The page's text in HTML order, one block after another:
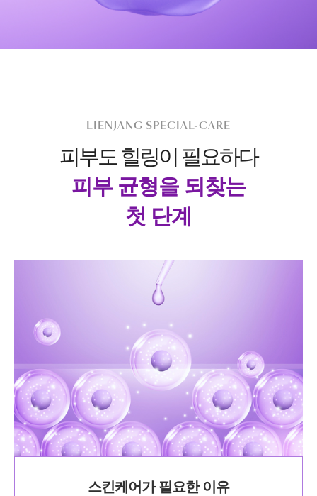
LIENJANG SPECIAL-CARE
피부도 힐링이 필요하다
피부 균형을 되찾는
첫 단계
스킨케어가 필요한 이유